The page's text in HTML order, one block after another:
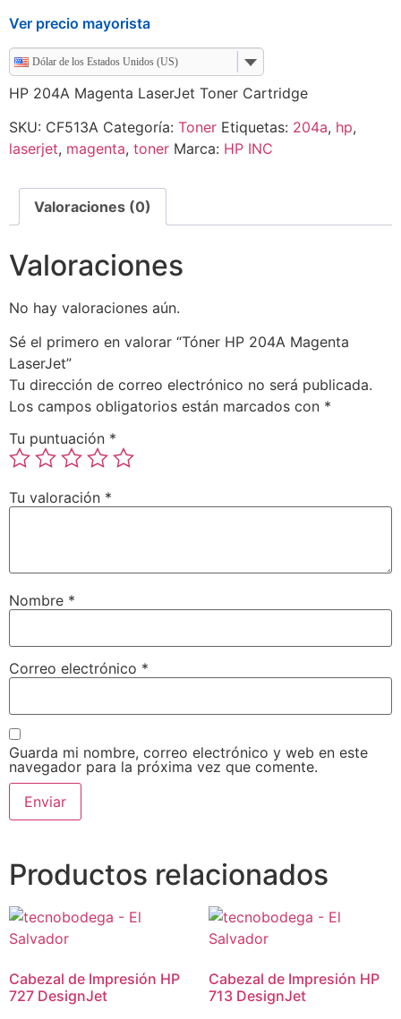
Ver precio mayorista
Dólar de los Estados Unidos (US)
HP 204A Magenta LaserJet Toner Cartridge
SKU: CF513A Categoría: Toner Etiquetas: 204a, hp,
laserjet, magenta, toner Marca: HP INC
Valoraciones (0)
Valoraciones
No hay valoraciones aún.
Sé el primero en valorar “Tóner HP 204A Magenta
LaserJet”
Tu dirección de correo electrónico no será publicada.
Los campos obligatorios están marcados con *
Tu puntuación *
Tu valoración *
Nombre *
Correo electrónico *
Guarda mi nombre, correo electrónico y web en este
navegador para la próxima vez que comente.
Productos relacionados
Cabezal de Impresión HP
727 DesignJet
Cabezal de Impresión HP
713 DesignJet